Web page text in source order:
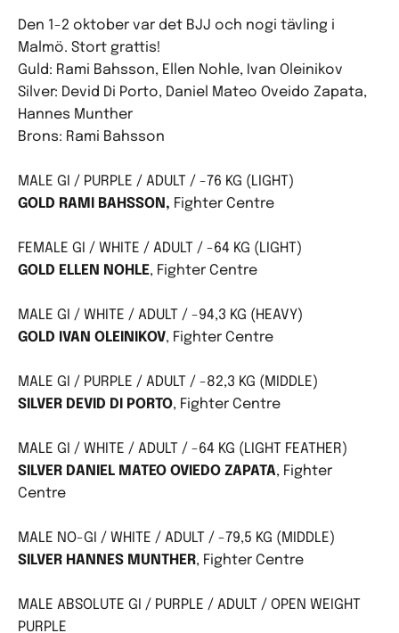
Den 1-2 oktober var det BJJ och nogi tävling i
Malmö. Stort grattis!
Guld: Rami Bahsson, Ellen Nohle, Ivan Oleinikov
Silver: Devid Di Porto, Daniel Mateo Oveido Zapata,
Hannes Munther
Brons: Rami Bahsson
MALE GI / PURPLE / ADULT / -76 KG (LIGHT)
GOLD RAMI BAHSSON, Fighter Centre
FEMALE GI / WHITE / ADULT / -64 KG (LIGHT)
GOLD ELLEN NOHLE, Fighter Centre
MALE GI / WHITE / ADULT / -94,3 KG (HEAVY)
GOLD IVAN OLEINIKOV, Fighter Centre
MALE GI / PURPLE / ADULT / -82,3 KG (MIDDLE)
SILVER DEVID DI PORTO, Fighter Centre
MALE GI / WHITE / ADULT / -64 KG (LIGHT FEATHER)
SILVER DANIEL MATEO OVIEDO ZAPATA, Fighter
Centre
MALE NO-GI / WHITE / ADULT / -79,5 KG (MIDDLE)
SILVER HANNES MUNTHER, Fighter Centre
MALE ABSOLUTE GI / PURPLE / ADULT / OPEN WEIGHT
PURPLE